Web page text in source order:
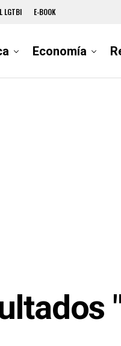
LGTBI E-BOOK
Economía